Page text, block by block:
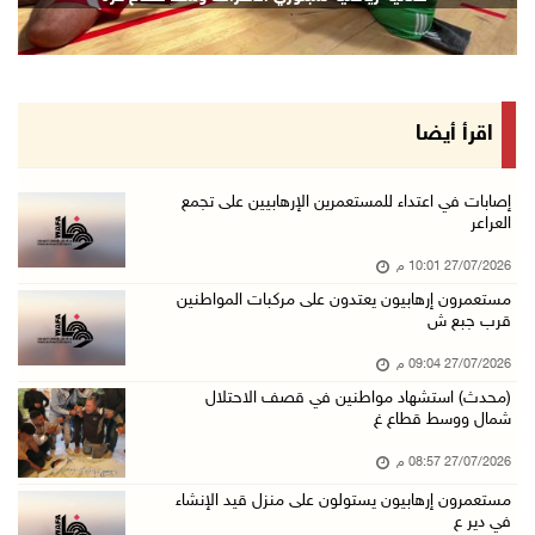
اقرأ أيضا
إصابات في اعتداء للمستعمرين الإرهابيين على تجمع
العراعر
27/07/2026 10:01 م
مستعمرون إرهابيون يعتدون على مركبات المواطنين
قرب جبع ش
27/07/2026 09:04 م
(محدث) استشهاد مواطنين في قصف الاحتلال
شمال ووسط قطاع غ
27/07/2026 08:57 م
مستعمرون إرهابيون يستولون على منزل قيد الإنشاء
في دير ع